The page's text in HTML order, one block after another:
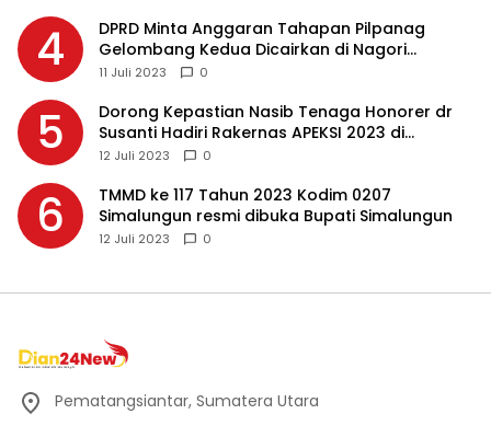
4
DPRD Minta Anggaran Tahapan Pilpanag
Gelombang Kedua Dicairkan di Nagori
Masing-masing, Ini Alasannya…
11 Juli 2023 0
5
Dorong Kepastian Nasib Tenaga Honorer dr
Susanti Hadiri Rakernas APEKSI 2023 di
Makassar
12 Juli 2023 0
6
TMMD ke 117 Tahun 2023 Kodim 0207
Simalungun resmi dibuka Bupati Simalungun
12 Juli 2023 0
Pematangsiantar, Sumatera Utara